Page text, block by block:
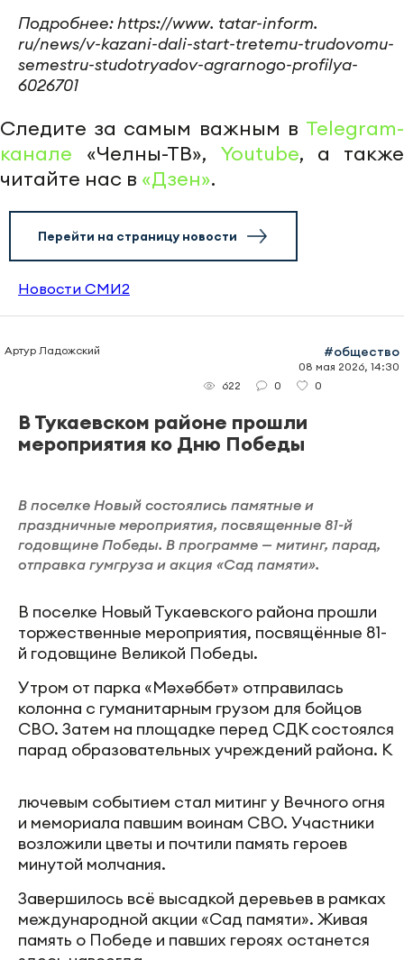
Подробнее: https://www. tatar-inform.
ru/news/v-kazani-dali-start-tretemu-trudovomu-
semestru-studotryadov-agrarnogo-profilya-
6026701
Следите за самым важным в Telegram-
канале «Челны-ТВ», Youtube, а также
читайте нас в «Дзен».
Перейти на страницу новости
Новости СМИ2
Артур Ладожский #общество
08 мая 2026, 14:30
622
0 0
В Тукаевском районе прошли
мероприятия ко Дню Победы
В поселке Новый состоялись памятные и
праздничные мероприятия, посвященные 81-й
годовщине Победы. В программе — митинг, парад,
отправка гумгруза и акция «Сад памяти».
В поселке Новый Тукаевского района прошли
торжественные мероприятия, посвящённые 81-
й годовщине Великой Победы.
Утром от парка «Мәхәббәт» отправилась
колонна с гуманитарным грузом для бойцов
СВО. Затем на площадке перед СДК состоялся
парад образовательных учреждений района. К
лючевым событием стал митинг у Вечного огня
и мемориала павшим воинам СВО. Участники
возложили цветы и почтили память героев
минутой молчания.
Завершилось всё высадкой деревьев в рамках
международной акции «Сад памяти». Живая
память о Победе и павших героях останется